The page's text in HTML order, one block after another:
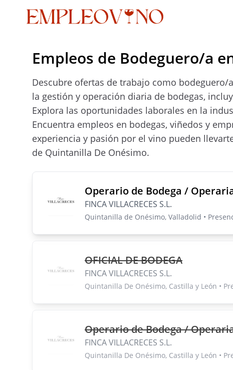
Empleos de Bodeguero/a
Descubre ofertas de trabajo como
la gestión y operación diaria de bodegas,
Explora las oportunidades laborales en la
Encuentra empleos en bodegas, viñedos y
experiencia y pasión por el vino pueden
de Quintanilla De Onésimo.
Operario de Bodega /
FINCA VILLACRECES S.L.
Quintanilla de Onésimo, Valladolid •
OFICIAL DE BODEGA
FINCA VILLACRECES S.L.
Quintanilla De Onésimo, Castilla y León •
Operario de Bodega /
FINCA VILLACRECES S.L.
Quintanilla De Onésimo, Castilla y León •